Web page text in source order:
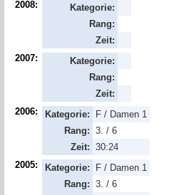
2008:
Kategorie:
Rang:
Zeit:
2007:
Kategorie:
Rang:
Zeit:
2006:
Kategorie:
F / Damen 1
Rang: 3. / 6
Zeit: 30:24
2005:
Kategorie:
F / Damen 1
Rang: 3. / 6